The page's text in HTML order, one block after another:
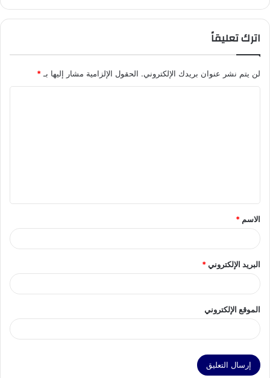
اترك تعليقاً
لن يتم نشر عنوان بريدك الإلكتروني. الحقول الإلزامية مشار إليها بـ *
ق
*
الاسم *
البريد الإلكتروني*
الموقع الإلكتروني